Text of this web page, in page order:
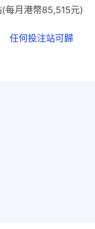
每月港幣85,515元)
任何投注站可歸